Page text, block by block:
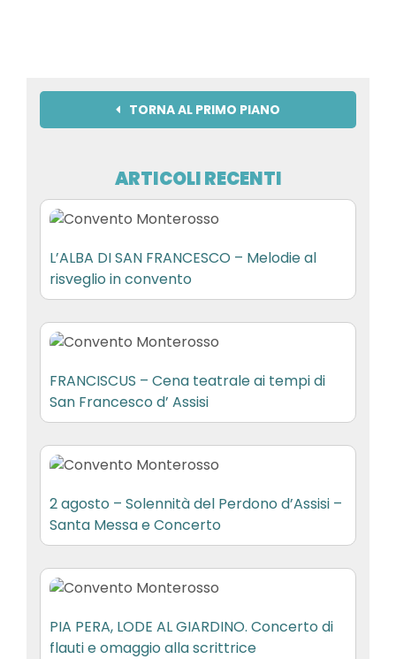
TORNA AL PRIMO PIANO
ARTICOLI RECENTI
L’ALBA DI SAN FRANCESCO – Melodie al
risveglio in convento
FRANCISCUS – Cena teatrale ai tempi di
San Francesco d’ Assisi
2 agosto – Solennità del Perdono d’Assisi –
Santa Messa e Concerto
PIA PERA, LODE AL GIARDINO. Concerto di
flauti e omaggio alla scrittrice